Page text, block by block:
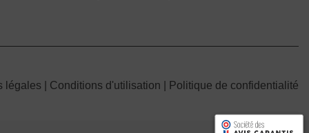
légales Conditions d'utilisation Politique de confidentialité